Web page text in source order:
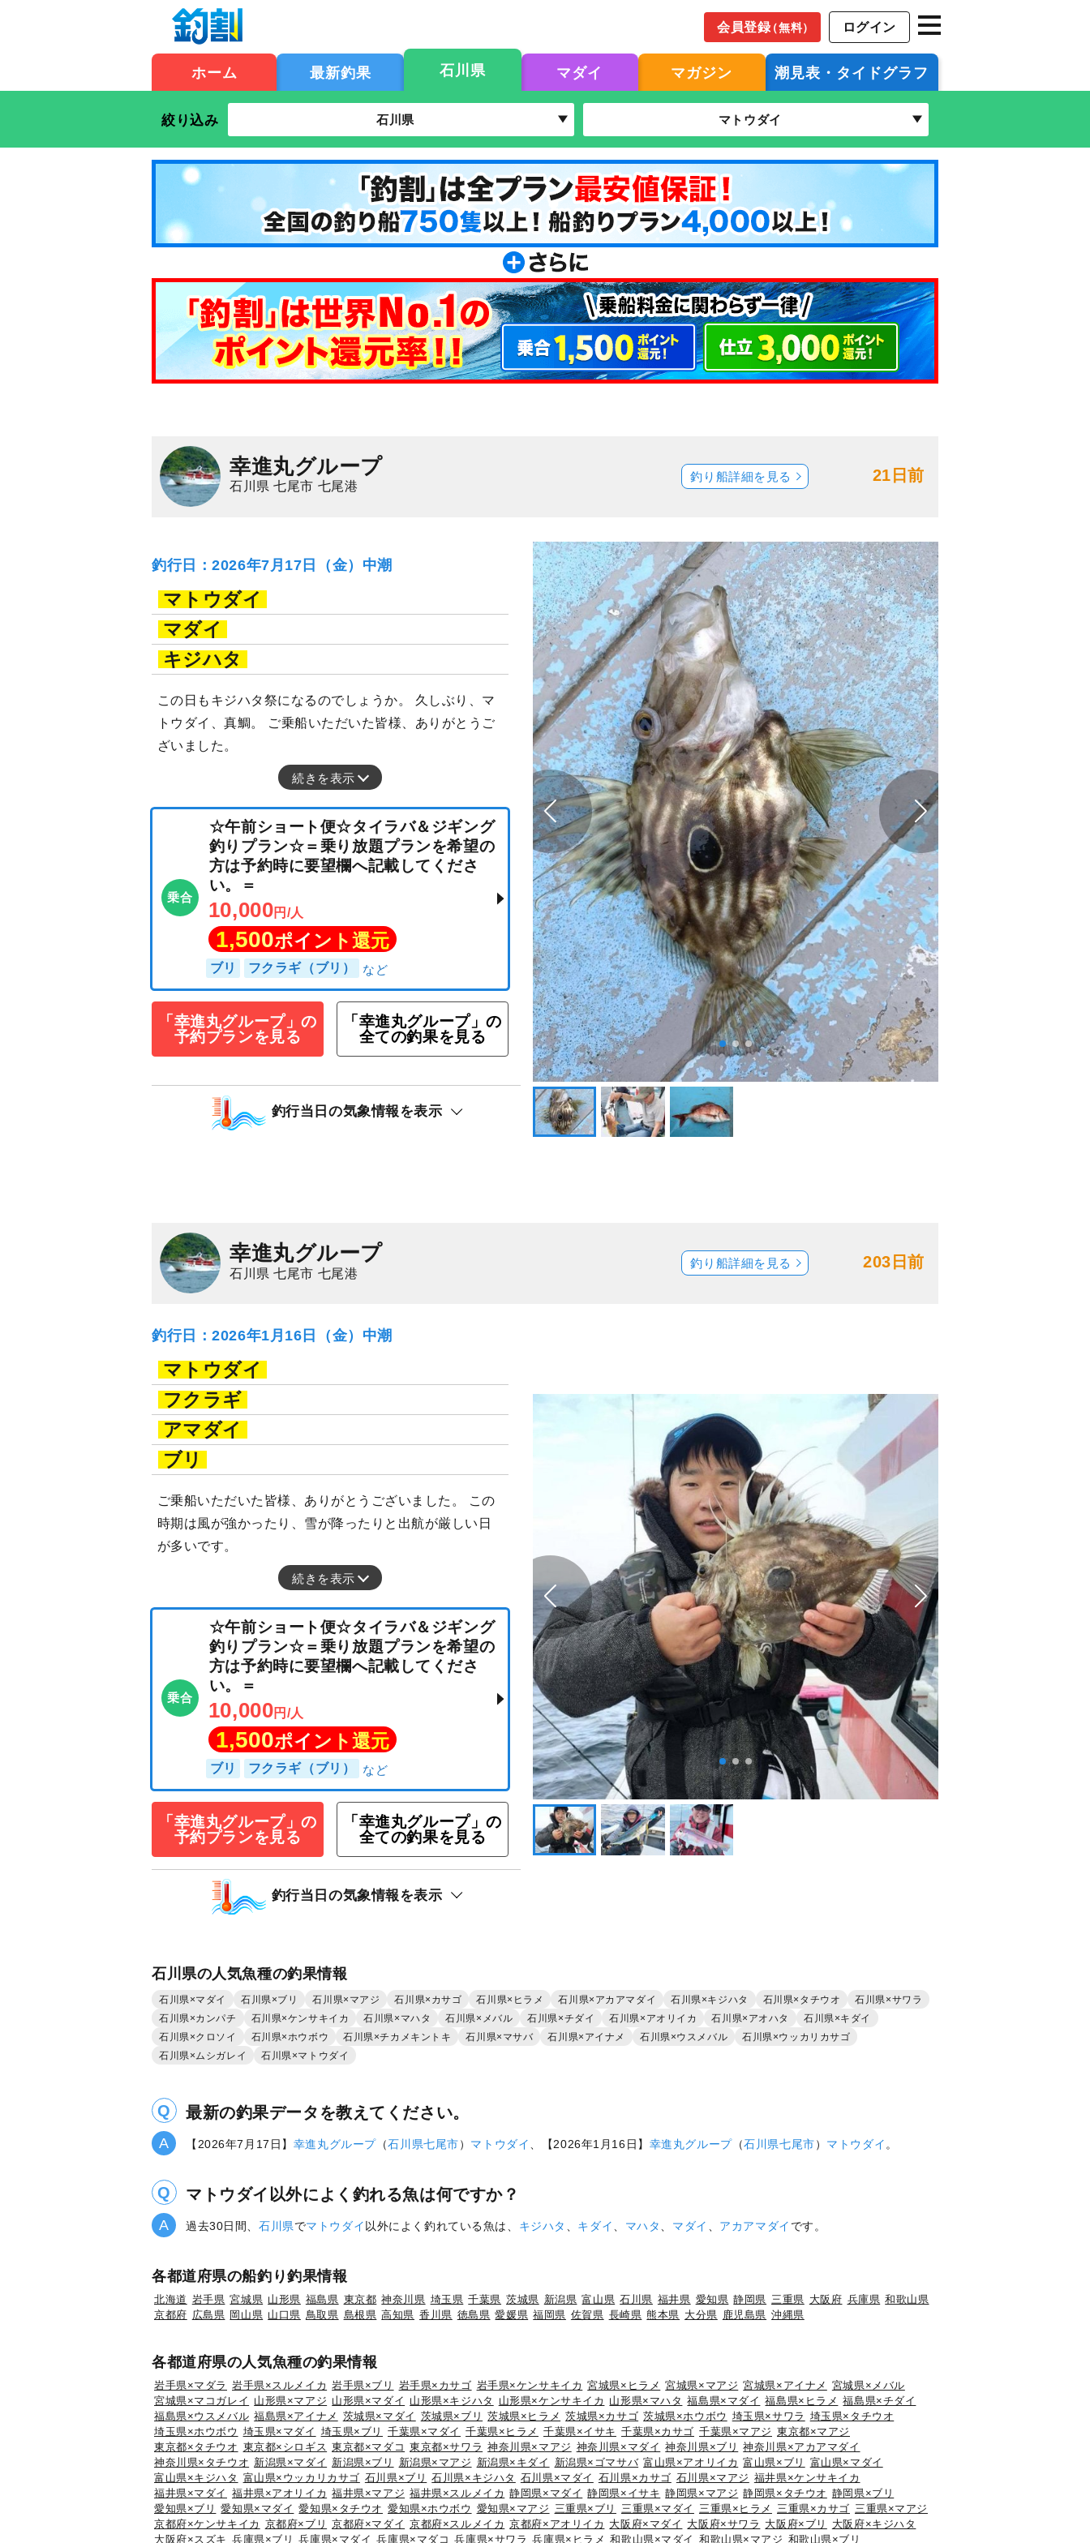
会員登録（無料） ログイン
ホーム 最新釣果 石川県 マダイ マガジン 潮見表・タイドグラフ
絞り込み 石川県 マトウダイ
幸進丸グループ
石川県 七尾市 七尾港
21日前
釣り船詳細を見る
釣行日：2026年7月17日（金）中潮
マトウダイ
マダイ
キジハタ
この日もキジハタ祭になるのでしょうか。 久しぶり、マ
トウダイ、真鯛。 ご乗船いただいた皆様、ありがとうご
ざいました。
続きを表示
乗合
☆午前ショート便☆タイラバ＆ジギング
釣りプラン☆＝乗り放題プランを希望の
方は予約時に要望欄へ記載してくださ
い。＝
10,000円/人
1,500 ポイント還元
フクラギ（ブリ）
「幸進丸グループ」の
予約プランを見る
「幸進丸グループ」の
全ての釣果を見る
釣行当日の気象情報を表示
幸進丸グループ
石川県 七尾市 七尾港
203日前
釣り船詳細を見る
釣行日：2026年1月16日（金）中潮
マトウダイ
フクラギ
アマダイ
ブリ
ご乗船いただいた皆様、ありがとうございました。 この
時期は風が強かったり、雪が降ったりと出航が厳しい日
が多いです。
続きを表示
乗合
☆午前ショート便☆タイラバ＆ジギング
釣りプラン☆＝乗り放題プランを希望の
方は予約時に要望欄へ記載してくださ
い。＝
10,000円/人
1,500ポイント還元
「幸進丸グループ」の
予約プランを見る
「幸進丸グループ」の
全ての釣果を見る
釣行当日の気象情報を表示
石川県の人気魚種の釣果情報
石川県×マダイ 石川県×ブリ 石川県×マアジ 石川県×カサゴ 石川県×ヒラメ 石川県×アカアマダイ 石川県×キジハタ 石川県×タチウオ
石川県×サワラ
石川県×カンパチ
石川県×ケンサキイカ 石川県×マハタ 石川県×メバル 石川県×チダイ 石川県×アオリイカ 石川県×アオハタ
石川県×キダイ
石川県×クロソイ
石川県×ホウボウ 石川県×チカメキントキ 石川県×マサバ 石川県×アイナメ 石川県×ウスメバル
石川県×ウッカリカサゴ
石川県×ムシガレイ
石川県×マトウダイ
最新の釣果データを教えてください。
【2026年7月17日】 幸進丸グループ（石川県七尾市） マトウダイ 、【2026年1月16日】 幸進丸グループ（石川県七尾市） マトウダイ 。
マトウダイ以外によく釣れる魚は何ですか？
過去30日間、 石川県でマトウダイ 以外によく釣れている魚は、 キジハタ キダイ マハタ マダイ アカアマダイ です。
各都道府県の船釣り釣果情報
北海道 岩手県 宮城県 山形県 福島県 東京都 神奈川県 埼玉県 千葉県 茨城県 新潟県 富山県 石川県 福井県 愛知県 静岡県 三重県 大阪府 兵庫県 和歌山県
京都府 広島県 岡山県 山口県 鳥取県 島根県 高知県 香川県 徳島県 愛媛県 福岡県 佐賀県 長崎県 熊本県 大分県 鹿児島県 沖縄県
各都道府県の人気魚種の釣果情報
岩手県×マダラ 岩手県×スルメイカ 岩手県×ブリ 岩手県×カサゴ 岩手県×ケンサキイカ 宮城県×ヒラメ 宮城県×マアジ 宮城県×アイナメ 宮城県×メバル
宮城県×マコガレイ 山形県×マアジ 山形県×マダイ 山形県×キジハタ 山形県×ケンサキイカ 山形県×マハタ 福島県×マダイ 福島県×ヒラメ 福島県×チダイ
福島県×ウスメバル 福島県×アイナメ 茨城県×マダイ 茨城県×ブリ 茨城県×ヒラメ 茨城県×カサゴ 茨城県×ホウボウ 埼玉県×サワラ 埼玉県×タチウオ
埼玉県×ホウボウ 埼玉県×マダイ 埼玉県×ブリ 千葉県×マダイ 千葉県×ヒラメ 千葉県×イサキ 千葉県×カサゴ 千葉県×マアジ 東京都×マアジ
東京都×タチウオ 東京都×シロギス 東京都×マダコ 東京都×サワラ 神奈川県×マアジ 神奈川県×マダイ 神奈川県×ブリ
神奈川県×アカアマダイ
神奈川県×タチウオ 新潟県×マダイ 新潟県×ブリ 新潟県×マアジ 新潟県×キダイ 新潟県×ゴマサバ 富山県×アオリイカ 富山県×ブリ
富山県×マダイ
富山県×キジハタ 富山県×ウッカリカサゴ 石川県×ブリ 石川県×キジハタ 石川県×マダイ 石川県×カサゴ 石川県×マアジ 福井県×ケンサキイカ
福井県×マダイ 福井県×アオリイカ 福井県×マアジ 福井県×スルメイカ 静岡県×マダイ 静岡県×イサキ 静岡県×マアジ 静岡県×タチウオ 静岡県×ブリ
愛知県×ブリ
愛知県×マダイ 愛知県×タチウオ 愛知県×ホウボウ 愛知県×マアジ 三重県×ブリ 三重県×マダイ 三重県×ヒラメ 三重県×カサゴ 三重県×マアジ
京都府×ケンサキイカ 京都府×ブリ 京都府×マダイ 京都府×スルメイカ 京都府×アオリイカ 大阪府×マダイ 大阪府×サワラ 大阪府×ブリ
大阪府×キジハタ
大阪府×スズキ 兵庫県×ブリ 兵庫県×マダイ 兵庫県×マダコ 兵庫県×サワラ 兵庫県×ヒラメ 和歌山県×マダイ 和歌山県×マアジ 和歌山県×ブリ